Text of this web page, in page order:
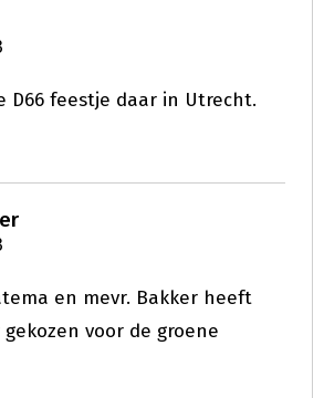
D66 feestje daar in Utrecht.
en mevr. Bakker heeft
gekozen voor de groene